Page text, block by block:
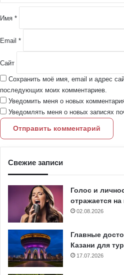
и
йИмя *
Email *
Сайт
Сохранить моё имя, email и адрес
последующих моих комментариев.
Уведомить меня о новых
Уведомлять меня о новых записях
Свежие записи
Голос и
отражается
02.08.2026
Главные
Казани для
17.07.2026